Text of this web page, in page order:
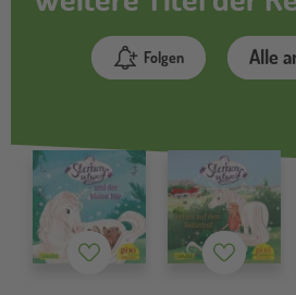
Folgen Alle
Merkzettel Merkzettel